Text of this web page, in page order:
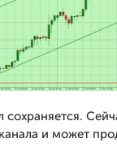
сохраняется.
и может